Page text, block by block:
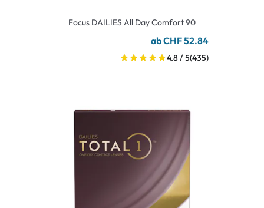
Focus DAILIES All Day Comfort 90
ab CHF 52.84
4.8 / 5(435)